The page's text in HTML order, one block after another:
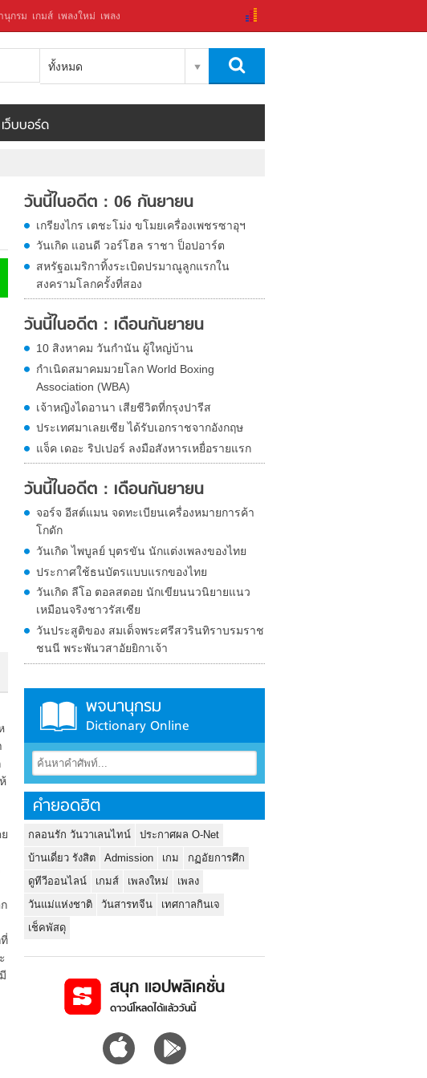
นุกรม เกมส์ เพลงใหม่ เพลง
ทั้งหมด
เว็บบอร์ด
วันนี้ในอดีต : 06 กันยายน
เกรียงไกร เตชะโม่ง ขโมยเครื่องเพชรซาอุฯ
วันเกิด แอนดี วอร์โฮล ราชา ป็อปอาร์ต
สหรัฐอเมริกาทิ้งระเบิดปรมาณูลูกแรกใน
สงครามโลกครั้งที่สอง
วันนี้ในอดีต : เดือนกันยายน
10 สิงหาคม วันกำนัน ผู้ใหญ่บ้าน
กำเนิดสมาคมมวยโลก World Boxing
Association (WBA)
เจ้าหญิงไดอานา เสียชีวิตที่กรุงปารีส
ประเทศมาเลยเซีย ได้รับเอกราชจากอังกฤษ
แจ็ค เดอะ ริปเปอร์ ลงมือสังหารเหยื่อรายแรก
วันนี้ในอดีต : เดือนกันยายน
จอร์จ อีสต์แมน จดทะเบียนเครื่องหมายการค้า
โกดัก
วันเกิด ไพบูลย์ บุตรขัน นักแต่งเพลงของไทย
ประกาศใช้ธนบัตรแบบแรกของไทย
วันเกิด ลีโอ ตอลสตอย นักเขียนนวนิยายแนว
เหมือนจริงชาวรัสเซีย
วันประสูติของ สมเด็จพระศรีสวรินทิราบรมราช
ชนนี พระพันวสาอัยยิกาเจ้า
พจนานุกรม
Dictionary Online
คำยอดฮิต
กลอนรัก วันวาเลนไทน์
ประกาศผล O-Net
บ้านเดี่ยว รังสิต
Admission เกม
กฏอัยการศึก
ดูทีวีออนไลน์
เกมส์ เพลงใหม่
เพลง
วันแม่แห่งชาติ
วันสารทจีน
เทศกาลกินเจ
เช็คพัสดุ
สนุก แอปพลิเคชั่น
ดาวน์โหลดได้แล้ววันนี้